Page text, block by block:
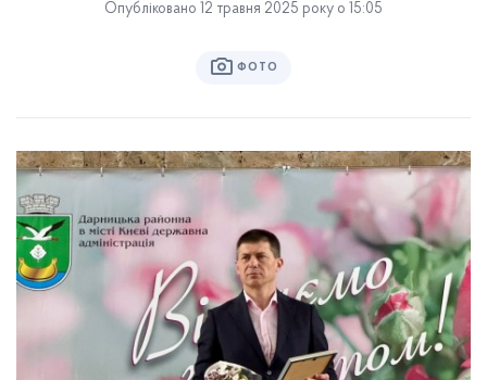
Опубліковано 12 травня 2025 року о 15:05
ФОТО